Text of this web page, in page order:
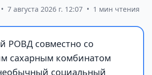
• 7 августа 2026 г. 12:07 • 1 мин чтения
РОВД совместно со
сахарным комбинатом
социальный